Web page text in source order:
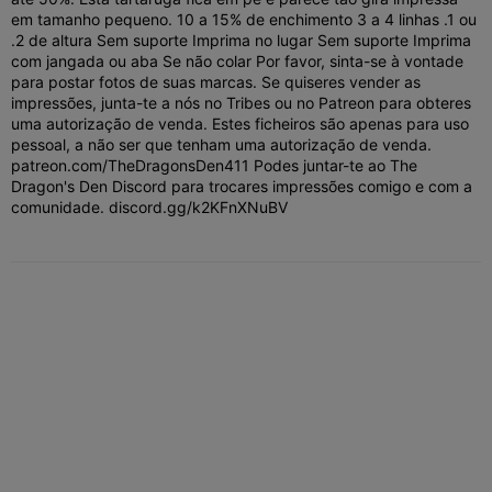
em tamanho pequeno. 10 a 15% de enchimento 3 a 4 linhas .1 ou
.2 de altura Sem suporte Imprima no lugar Sem suporte Imprima
com jangada ou aba Se não colar Por favor, sinta-se à vontade
para postar fotos de suas marcas. Se quiseres vender as
impressões, junta-te a nós no Tribes ou no Patreon para obteres
uma autorização de venda. Estes ficheiros são apenas para uso
pessoal, a não ser que tenham uma autorização de venda.
patreon.com/TheDragonsDen411 Podes juntar-te ao The
Dragon's Den Discord para trocares impressões comigo e com a
comunidade. discord.gg/k2KFnXNuBV